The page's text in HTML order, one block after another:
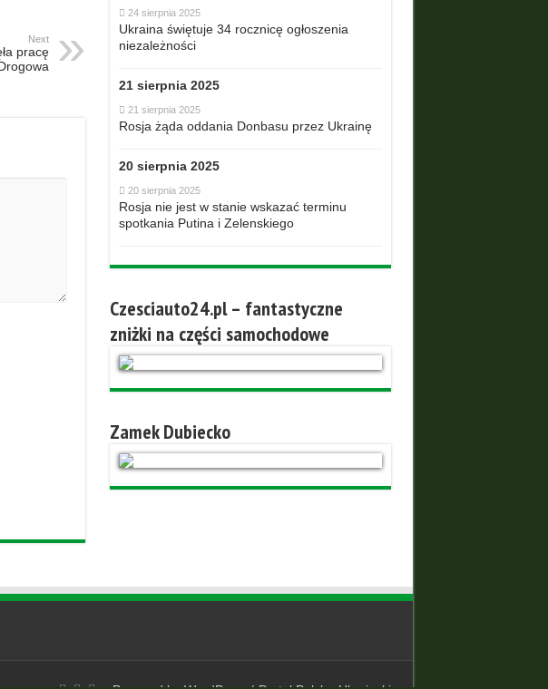
Next
pracę
24 sierpnia 2025
Ukraina świętuje 34 rocznicę ogłoszenia
niezależności
21 sierpnia 2025
21 sierpnia 2025
Rosja żąda oddania Donbasu przez Ukrainę
20 sierpnia 2025
20 sierpnia 2025
Rosja nie jest w stanie wskazać terminu
spotkania Putina i Zelenskiego
Czesciauto24.pl – fantastyczne
zniżki na części samochodowe
Zamek Dubiecko